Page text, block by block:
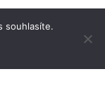
souhlasíte.